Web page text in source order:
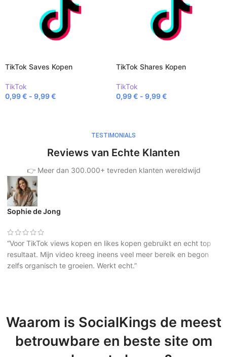
TikTok Saves Kopen
TikTok
0,99€ - 9,99€
TikTok Shares Kopen
TikTok
0,99€ - 9,99€
TESTIMONIALS
Reviews van Echte Klanten
👉 Meer dan 300.000+ tevreden klanten wereldwijd
Sophie de Jong
“Voor TikTok views kopen en likes kopen gebruikt en echt top
resultaat. Mijn video kreeg ineens veel meer bereik en begon
zelfs organisch te groeien. Werkt echt.”
Waarom is SocialKings de meest
betrouwbare en beste site om